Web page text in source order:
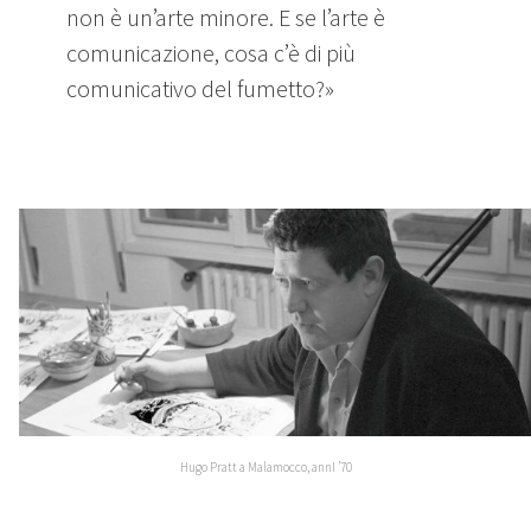
non è un’arte minore. E se l’arte è
comunicazione, cosa c’è di più
comunicativo del fumetto?»
Hugo Pratt a Malamocco, annI ’70